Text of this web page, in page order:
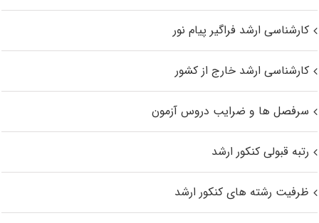
کارشناسی ارشد فراگیر پیام نور
کارشناسی ارشد خارج از کشور
سرفصل ها و ضرایب دروس آزمون
رتبه قبولی کنکور ارشد
ظرفیت رشته های کنکور ارشد